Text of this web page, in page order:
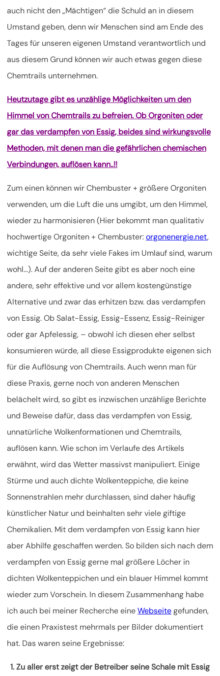
auch nicht den „Mächtigen“ die Schuld an in diesem
Umstand geben, denn wir Menschen sind am Ende des
Tages für unseren eigenen Umstand verantwortlich und
aus diesem Grund können wir auch etwas gegen diese
Chemtrails unternehmen.
Heutzutage gibt es unzählige Möglichkeiten um den
Himmel von Chemtrails zu befreien. Ob Orgoniten oder
gar das verdampfen von Essig, beides sind wirkungsvolle
Methoden, mit denen man die gefährlichen chemischen
Verbindungen, auflösen kann..!!
Zum einen können wir Chembuster + größere Orgoniten
verwenden, um die Luft die uns umgibt, um den Himmel,
wieder zu harmonisieren (Hier bekommt man qualitativ
hochwertige Orgoniten + Chembuster:orgonenergie.net,
wichtige Seite, da sehr viele Fakes im Umlauf sind, warum
wohl…). Auf der anderen Seite gibt es aber noch eine
andere, sehr effektive und vor allem kostengünstige
Alternative und zwar das erhitzen bzw. das verdampfen
von Essig. Ob Salat-Essig, Essig-Essenz, Essig-Reiniger
oder gar Apfelessig, – obwohl ich diesen eher selbst
konsumieren würde, all diese Essigprodukte eigenen sich
für die Auflösung von Chemtrails. Auch wenn man für
diese Praxis, gerne noch von anderen Menschen
belächelt wird, so gibt es inzwischen unzählige Berichte
und Beweise dafür, dass das verdampfen von Essig,
unnatürliche Wolkenformationen und Chemtrails,
auflösen kann. Wie schon im Verlaufe des Artikels
erwähnt, wird das Wetter massivst manipuliert. Einige
Stürme und auch dichte Wolkenteppiche, die keine
Sonnenstrahlen mehr durchlassen, sind daher häufig
künstlicher Natur und beinhalten sehr viele giftige
Chemikalien. Mit dem verdampfen von Essig kann hier
aber Abhilfe geschaffen werden. So bilden sich nach dem
verdampfen von Essig gerne mal größere Löcher in
dichten Wolkenteppichen und ein blauer Himmel kommt
wieder zum Vorschein. In diesem Zusammenhang habe
ich auch bei meiner Recherche eineWebseitegefunden,
die einen Praxistest mehrmals per Bilder dokumentiert
hat. Das waren seine Ergebnisse:
1. Zu aller erst zeigt der Betreiber seine Schale mit Essig